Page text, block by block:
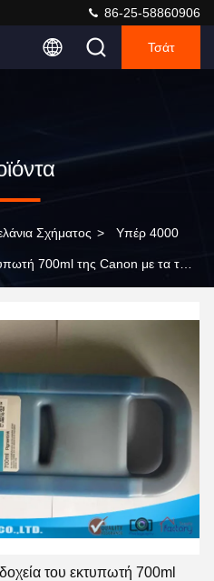
86-25-58860906
Τσάτ
Σχήματος > Υπέρ 4000
700ml της Canon με τα τσιπ
του εκτυπωτή 700ml